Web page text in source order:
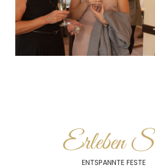
Erleben
ENTSPANNTE FESTE